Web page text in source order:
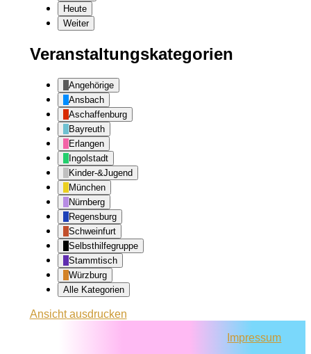
Heute
Weiter
Veranstaltungskategorien
Angehörige
Ansbach
Aschaffenburg
Bayreuth
Erlangen
Ingolstadt
Kinder-&Jugend
München
Nürnberg
Regensburg
Schweinfurt
Selbsthilfegruppe
Stammtisch
Würzburg
Alle Kategorien
Ansichtausdrucken
Impressum